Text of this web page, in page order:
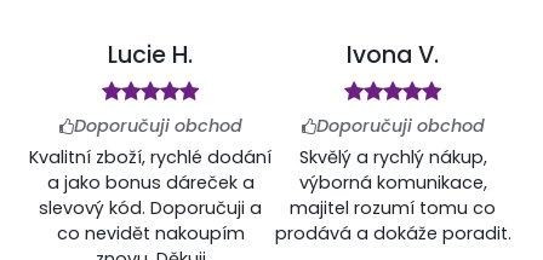
Lucie H.
Doporučuji obchod
Kvalitní zboží, rychlé dodání
a jako bonus dáreček a
slevový kód. Doporučuji a
co nevidět nakoupím
Ivona V.
Doporučuji obchod
Skvělý a rychlý nákup,
výborná komunikace,
majitel rozumí tomu co
prodává a dokáže poradit.